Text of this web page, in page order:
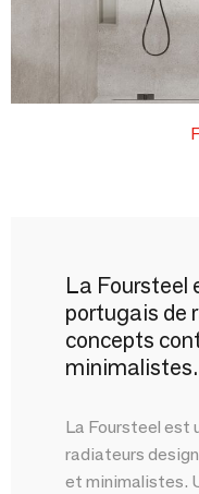
La Foursteel
portugais de
concepts
minimalistes.
La Foursteel est
radiateurs
et minimalistes.